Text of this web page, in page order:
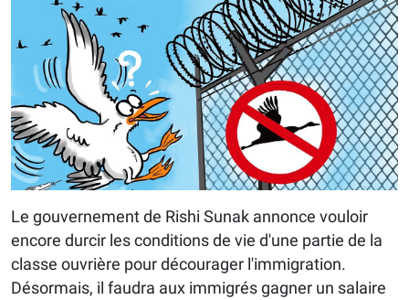
Le gouvernement de Rishi Sunak annonce vouloir
encore durcir les conditions de vie d'une partie de la
classe ouvrière pour décourager l'immigration.
Désormais, il faudra aux immigrés gagner un salaire